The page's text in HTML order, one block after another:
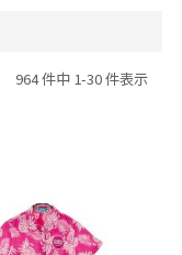
964 件中 1-30 件表示